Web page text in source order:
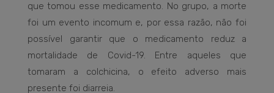
que tomou esse medicamento. No grupo, a morte
foi um evento incomum e, por essa razão, não foi
possível garantir que o medicamento reduz a
mortalidade de Covid-19. Entre aqueles que
tomaram a colchicina, o efeito adverso mais
presente foi diarreia.